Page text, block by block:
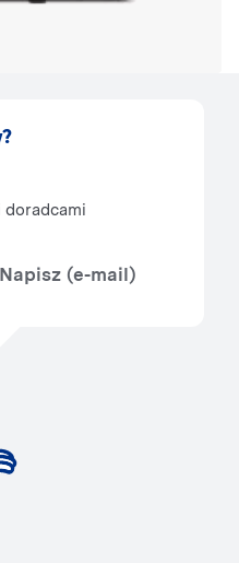
doradcami
Napisz (e-mail)